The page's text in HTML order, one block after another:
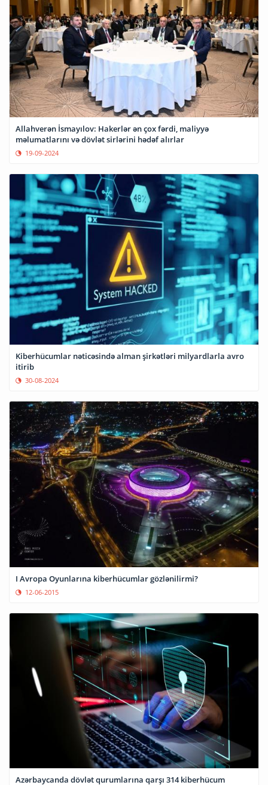
Allahverən İsmayılov: Hakerlər ən çox fərdi, maliyyə
məlumatlarını və dövlət sirlərini hədəf alırlar
19-09-2024
Kiberhücumlar nəticəsində alman şirkətləri milyardlarla avro
itirib
30-08-2024
I Avropa Oyunlarına kiberhücumlar gözlənilirmi?
12-06-2015
Azərbaycanda dövlət qurumlarına qarşı 314 kiberhücum